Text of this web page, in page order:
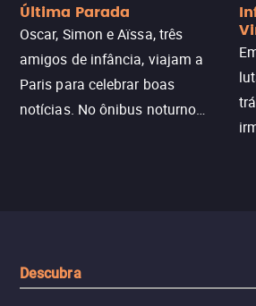
Última Parada
Oscar, Simon e Aïssa, três
amigos de infância, viajam a
Paris para celebrar boas
notícias. No ônibus noturno
Descubra